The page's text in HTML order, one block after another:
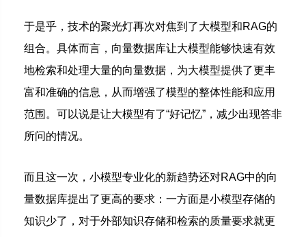
于是乎，技术的聚光灯再次对焦到了大模型和RAG的
组合。具体而言，向量数据库让大模型能够快速有效
地检索和处理大量的向量数据，为大模型提供了更丰
富和准确的信息，从而增强了模型的整体性能和应用
范围。可以说是让大模型有了“好记忆”，减少出现答非
所问的情况。
而且这一次，小模型专业化的新趋势还对RAG中的向
量数据库提出了更高的要求：一方面是小模型存储的
知识少了，对于外部知识存储和检索的质量要求就更